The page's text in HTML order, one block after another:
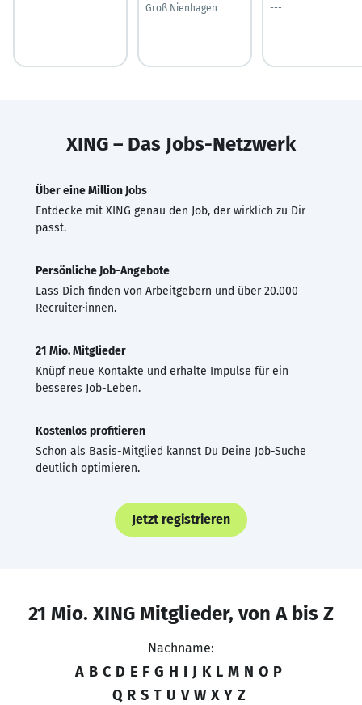
Groß Nienhagen
---
XING – Das Jobs-Netzwerk
Über eine Million Jobs
Entdecke mit XING genau den Job, der wirklich zu Dir
passt.
Persönliche Job-Angebote
Lass Dich finden von Arbeitgebern und über 20.000
Recruiter·innen.
21 Mio. Mitglieder
Knüpf neue Kontakte und erhalte Impulse für ein
besseres Job-Leben.
Kostenlos profitieren
Schon als Basis-Mitglied kannst Du Deine Job-Suche
deutlich optimieren.
Jetzt registrieren
21 Mio. XING Mitglieder, von A bis Z
Nachname:
A B C D E F G H I J K L M N O P
Q R S T U V W X Y Z